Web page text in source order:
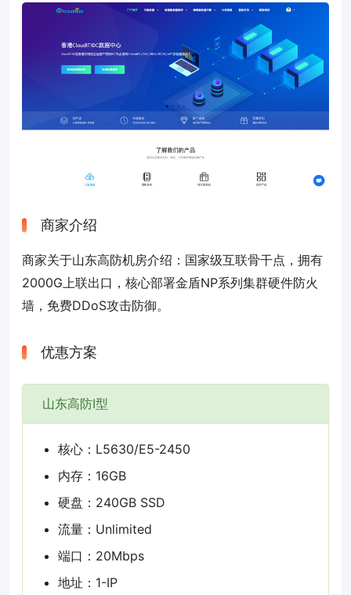
商家介绍
商家关于山东高防机房介绍：国家级互联骨干点，拥有
2000G上联出口，核心部署金盾NP系列集群硬件防火
墙，免费DDoS攻击防御。
优惠方案
山东高防I型
核心：L5630/E5-2450
内存：16GB
硬盘：240GB SSD
流量：Unlimited
端口：20Mbps
地址：1-IP